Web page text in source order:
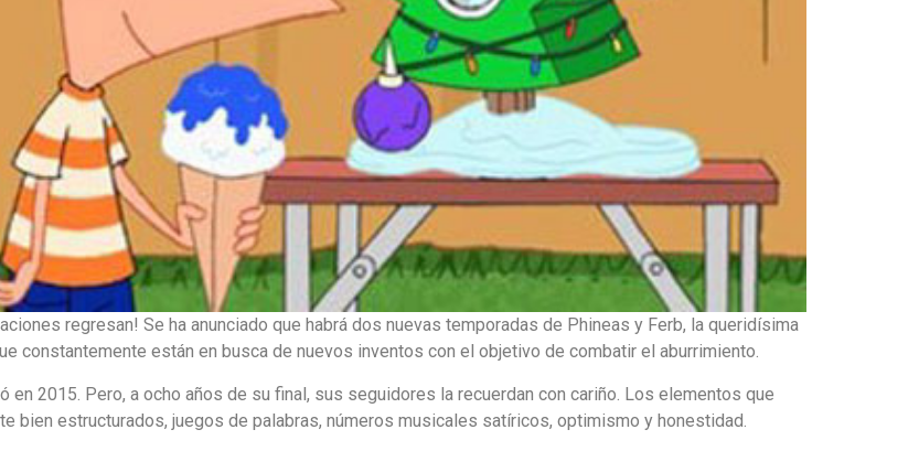
regresan! Se ha anunciado que habrá dos nuevas temporadas de Phineas y Ferb, la queridísima
constantemente están en busca de nuevos inventos con el objetivo de combatir el aburrimiento.
2015. Pero, a ocho años de su final, sus seguidores la recuerdan con cariño. Los elementos que
bien estructurados, juegos de palabras, números musicales satíricos, optimismo y honestidad.